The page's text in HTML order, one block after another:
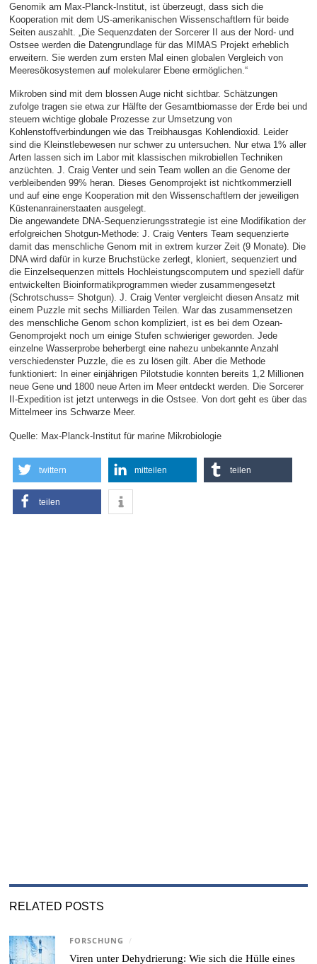
Genomik am Max-Planck-Institut, ist überzeugt, dass sich die
Kooperation mit dem US-amerikanischen Wissenschaftlern für beide
Seiten auszahlt. „Die Sequenzdaten der Sorcerer II aus der Nord- und
Ostsee werden die Datengrundlage für das MIMAS Projekt erheblich
erweitern. Sie werden zum ersten Mal einen globalen Vergleich von
Meeresökosystemen auf molekularer Ebene ermöglichen.“
Mikroben sind mit dem blossen Auge nicht sichtbar. Schätzungen
zufolge tragen sie etwa zur Hälfte der Gesamtbiomasse der Erde bei und
steuern wichtige globale Prozesse zur Umsetzung von
Kohlenstoffverbindungen wie das Treibhausgas Kohlendioxid. Leider
sind die Kleinstlebewesen nur schwer zu untersuchen. Nur etwa 1% aller
Arten lassen sich im Labor mit klassischen mikrobiellen Techniken
anzüchten. J. Craig Venter und sein Team wollen an die Genome der
verbleibenden 99% heran. Dieses Genomprojekt ist nichtkommerziell
und auf eine enge Kooperation mit den Wissenschaftlern der jeweiligen
Küstenanrainerstaaten ausgelegt.
Die angewandete DNA-Sequenzierungsstrategie ist eine Modifikation der
erfolgreichen Shotgun-Methode: J. Craig Venters Team sequenzierte
damit das menschliche Genom mit in extrem kurzer Zeit (9 Monate). Die
DNA wird dafür in kurze Bruchstücke zerlegt, kloniert, sequenziert und
die Einzelsequenzen mittels Hochleistungscomputern und speziell dafür
entwickelten Bioinformatikprogrammen wieder zusammengesetzt
(Schrotschuss= Shotgun). J. Craig Venter vergleicht diesen Ansatz mit
einem Puzzle mit sechs Milliarden Teilen. War das zusammensetzen
des menschliche Genom schon kompliziert, ist es bei dem Ozean-
Genomprojekt noch um einige Stufen schwieriger geworden. Jede
einzelne Wasserprobe beherbergt eine nahezu unbekannte Anzahl
verschiedenster Puzzle, die es zu lösen gilt. Aber die Methode
funktioniert: In einer einjährigen Pilotstudie konnten bereits 1,2 Millionen
neue Gene und 1800 neue Arten im Meer entdeckt werden. Die Sorcerer
II-Expedition ist jetzt unterwegs in die Ostsee. Von dort geht es über das
Mittelmeer ins Schwarze Meer.
Quelle: Max-Planck-Institut für marine Mikrobiologie
twittern mitteilen teilen
teilen
RELATED POSTS
FORSCHUNG /
Viren unter Dehydrierung: Wie sich die Hülle eines